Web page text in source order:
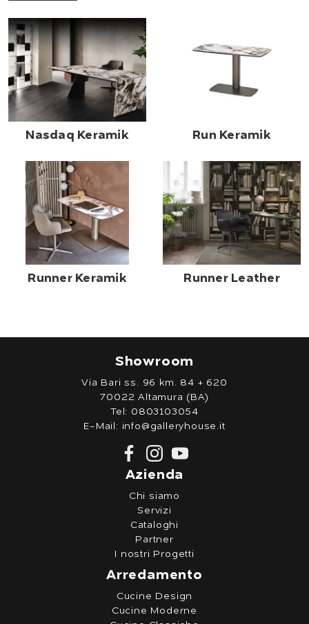
Nasdaq Keramik Run Keramik
Runner Keramik Runner Leather
Showroom
Via Bari ss. 96 km. 84 + 620
70022 Altamura (BA)
Tel: 0803103054
E-Mail: info@galleryhouse.it
Azienda
Chi siamo
Servizi
Cataloghi
Partner
I nostri Progetti
Arredamento
Cucine Design
Cucine Moderne